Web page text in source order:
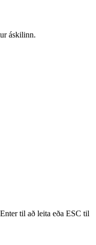
áskilinn.
til að leita eða ESC til